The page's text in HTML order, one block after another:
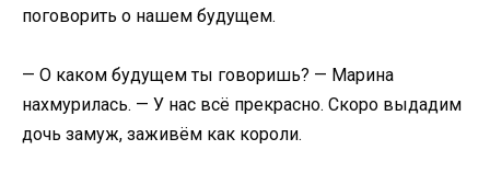
поговорить о нашем будущем.
— О каком будущем ты говоришь? — Марина
нахмурилась. — У нас всё прекрасно. Скоро выдадим
дочь замуж, заживём как короли.